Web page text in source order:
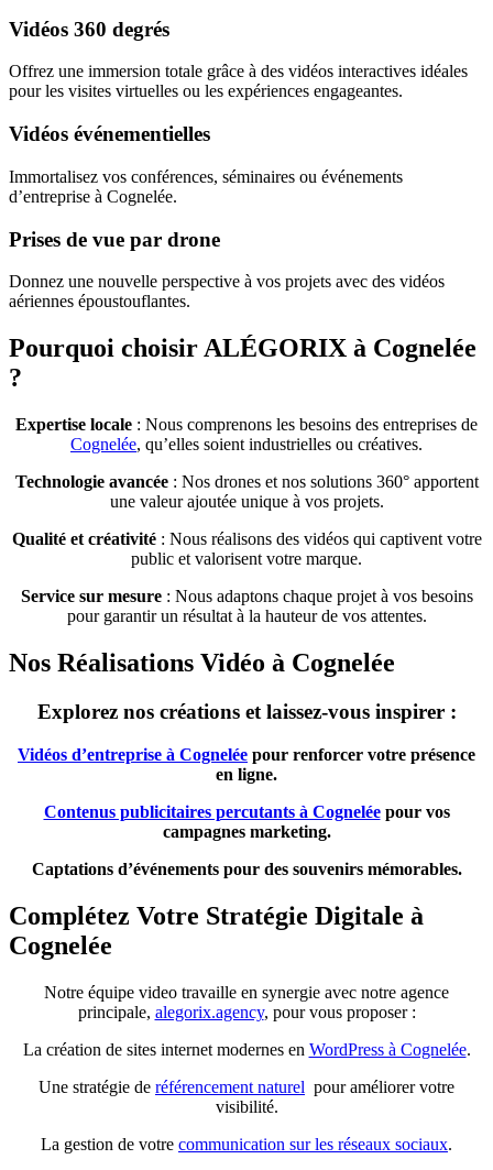
Vidéos 360 degrés
Offrez une immersion totale grâce à des vidéos interactives idéales
pour les visites virtuelles ou les expériences engageantes.
Vidéos événementielles
Immortalisez vos conférences, séminaires ou événements
d’entreprise à Cognelée.
Prises de vue par drone
Donnez une nouvelle perspective à vos projets avec des vidéos
aériennes époustouflantes.
Pourquoi choisir ALÉGORIX à Cognelée
?
Expertise locale : Nous comprenons les besoins des entreprises de
Cognelée, qu’elles soient industrielles ou créatives.
Technologie avancée: Nos drones et nos solutions 360° apportent
une valeur ajoutée unique à vos projets.
Qualité et créativité: Nous réalisons des vidéos qui captivent votre
public et valorisent votre marque.
Service sur mesure: Nous adaptons chaque projet à vos besoins
pour garantir un résultat à la hauteur de vos attentes.
Nos Réalisations Vidéo à Cognelée
Explorez nos créations et laissez-vous inspirer :
Vidéos d’entreprise à Cognelée pour renforcer votre présence
en ligne.
Contenus publicitaires percutants à Cogneléepour vos
campagnes marketing.
Captations d’événements pour des souvenirs mémorables.
Complétez Votre Stratégie Digitale à
Cognelée
Notre équipe video travaille en synergie avec notre agence
principale, alegorix.agency, pour vous proposer :
La création de sites internet modernes en WordPress à Cognelée.
Une stratégie de référencement naturel pour améliorer votre
visibilité.
La gestion de votre communication sur les réseaux sociaux.